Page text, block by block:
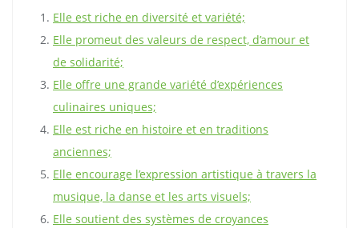
Elle est riche en diversité et variété;
Elle promeut des valeurs de respect, d’amour et
de solidarité;
Elle offre une grande variété d’expériences
culinaires uniques;
Elle est riche en histoire et en traditions
anciennes;
Elle encourage l’expression artistique à travers la
musique, la danse et les arts visuels;
Elle soutient des systèmes de croyances